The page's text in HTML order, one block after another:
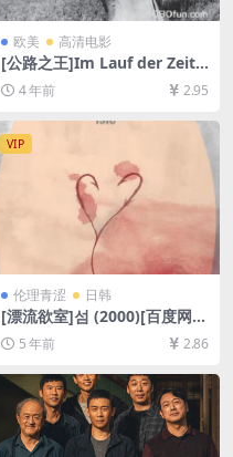
欧美 高清电影
[公路之王]Im Lauf der Zeit
(1976)[百度网盘+迅雷云盘资
源1080P超清未删减][MP4/11
GB][中文字幕]
4 年前 2.95
VIP
伦理青涩 日韩
[漂流欲室]섬 (2000)[百度网盘
+迅雷云盘资源1080P超清][M
P4/5.8GB][韩语中字]【视频
密码）】
5 年前 2.86